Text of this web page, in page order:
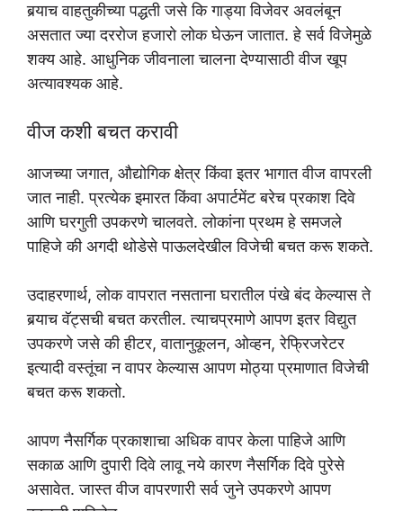
बर्‍याच वाहतुकीच्या पद्धती जसे कि गाड्या विजेवर अवलंबून
असतात ज्या दररोज हजारो लोक घेऊन जातात. हे सर्व विजेमुळे
शक्य आहे. आधुनिक जीवनाला चालना देण्यासाठी वीज खूप
अत्यावश्यक आहे.
वीज कशी बचत करावी
आजच्या जगात, औद्योगिक क्षेत्र किंवा इतर भागात वीज वापरली
जात नाही. प्रत्येक इमारत किंवा अपार्टमेंट बरेच प्रकाश दिवे
आणि घरगुती उपकरणे चालवते. लोकांना प्रथम हे समजले
पाहिजे की अगदी थोडेसे पाऊलदेखील विजेची बचत करू शकते.
उदाहरणार्थ, लोक वापरात नसताना घरातील पंखे बंद केल्यास ते
बर्‍याच वॅट्सची बचत करतील. त्याचप्रमाणे आपण इतर विद्युत
उपकरणे जसे की हीटर, वातानुकूलन, ओव्हन, रेफ्रिजरेटर
इत्यादी वस्तूंचा न वापर केल्यास आपण मोठ्या प्रमाणात विजेची
बचत करू शकतो.
आपण नैसर्गिक प्रकाशाचा अधिक वापर केला पाहिजे आणि
सकाळ आणि दुपारी दिवे लावू नये कारण नैसर्गिक दिवे पुरेसे
असावेत. जास्त वीज वापरणारी सर्व जुने उपकरणे आपण